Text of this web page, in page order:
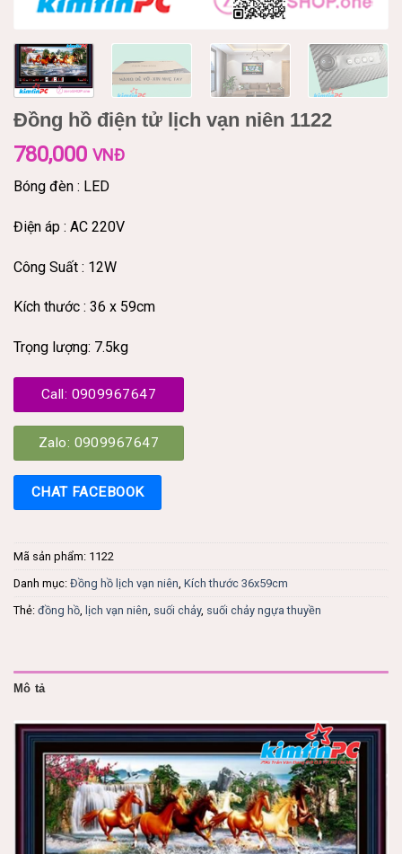
Đồng hồ điện tử lịch vạn niên 1122
780,000 VNĐ
Bóng đèn : LED
Điện áp : AC 220V
Công Suất : 12W
Kích thước : 36 x 59cm
Trọng lượng: 7.5kg
Call: 0909967647
Zalo: 0909967647
CHAT FACEBOOK
Mã sản phẩm: 1122
Danh mục: Đồng hồ lịch vạn niên, Kích thước 36x59cm
Thẻ: đồng hồ, lịch vạn niên, suối chảy, suối chảy ngựa thuyền
Mô tả